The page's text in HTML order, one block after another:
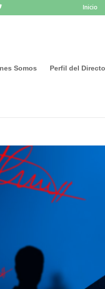
Inicio
Somos Perfil del